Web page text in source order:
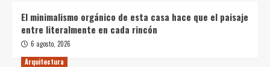
El minimalismo orgánico de esta casa hace que el paisaje
entre literalmente en cada rincón
6 agosto, 2026
Arquitectura